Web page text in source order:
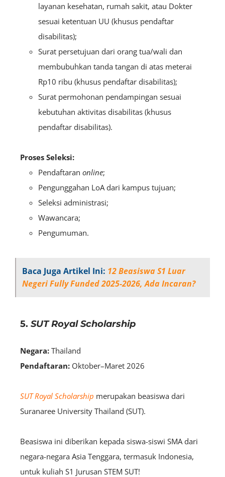
layanan kesehatan, rumah sakit, atau Dokter
sesuai ketentuan UU (khusus pendaftar
disabilitas);
Surat persetujuan dari orang tua/wali dan
membubuhkan tanda tangan di atas meterai
Rp10 ribu (khusus pendaftar disabilitas);
Surat permohonan pendampingan sesuai
kebutuhan aktivitas disabilitas (khusus
pendaftar disabilitas).
Proses Seleksi:
Pendaftaran online;
Pengunggahan LoA dari kampus tujuan;
Seleksi administrasi;
Wawancara;
Pengumuman.
Baca Juga Artikel Ini: 12 Beasiswa S1 Luar
Negeri Fully Funded 2025-2026, Ada Incaran?
5. SUT Royal Scholarship
Negara: Thailand
Pendaftaran: Oktober–Maret 2026
SUT Royal Scholarship merupakan beasiswa dari
Suranaree University Thailand (SUT).
Beasiswa ini diberikan kepada siswa-siswi SMA dari
negara-negara Asia Tenggara, termasuk Indonesia,
untuk kuliah S1 Jurusan STEM SUT!